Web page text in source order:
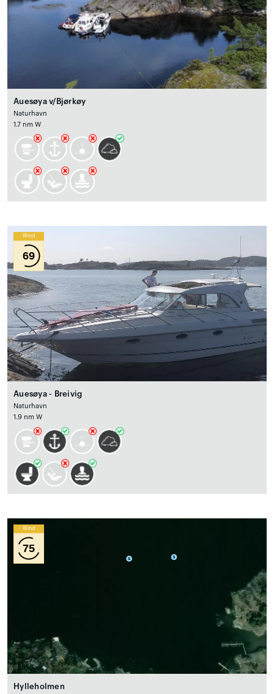
Auesøya v/Bjørkøy
Naturhavn
1.7 nm W
Wind
69
Auesøya - Breivig
Naturhavn
1.9 nm W
Wind
75
Hylleholmen